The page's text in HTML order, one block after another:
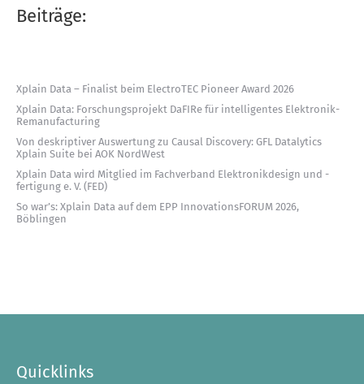
Beiträge:
Xplain Data – Finalist beim ElectroTEC Pioneer Award 2026
Xplain Data: Forschungsprojekt DaFIRe für intelligentes Elektronik-
Remanufacturing
Von deskriptiver Auswertung zu Causal Discovery: GFL Datalytics
Xplain Suite bei AOK NordWest
Xplain Data wird Mitglied im Fachverband Elektronikdesign und -
fertigung e. V. (FED)
So war’s: Xplain Data auf dem EPP InnovationsFORUM 2026,
Böblingen
Quicklinks